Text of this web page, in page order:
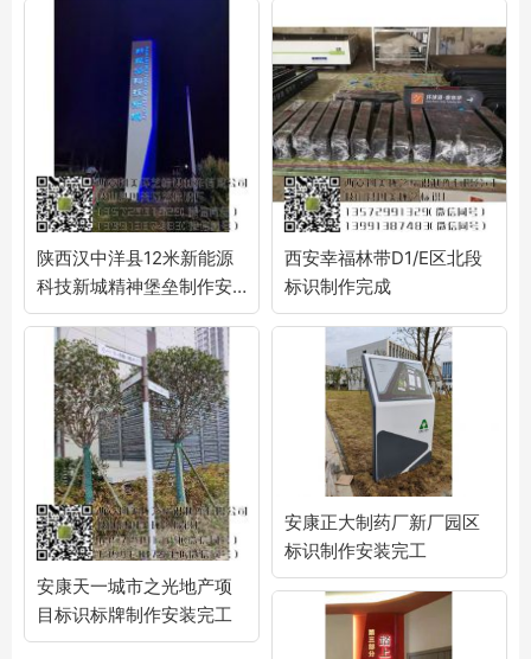
陕西汉中洋县12米新能源
科技新城精神堡垒制作安
装完工
西安幸福林带D1/E区北段
标识制作完成
安康天一城市之光地产项
目标识标牌制作安装完工
安康正大制药厂新厂园区
标识制作安装完工